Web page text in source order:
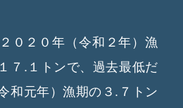
０２０年（令和２年）漁
７.１トンで、過去最低だ
和元年）漁期の３.７トン